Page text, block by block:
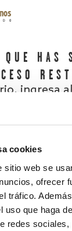
cookies
sitio web se
ofrecer
tráfico.
uso que haga
redes
HAS
ingresa